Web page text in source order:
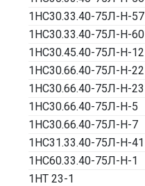
1НС30.33.40-75Л-Н-57
1НС30.33.40-75Л-Н-60
1НС30.45.40-75Л-Н-12
1НС30.66.40-75Л-Н-22
1НС30.66.40-75Л-Н-23
1НС30.66.40-75Л-Н-5
1НС30.66.40-75Л-Н-7
1НС31.33.40-75Л-Н-41
1НС60.33.40-75Л-Н-1
1НТ 23-1